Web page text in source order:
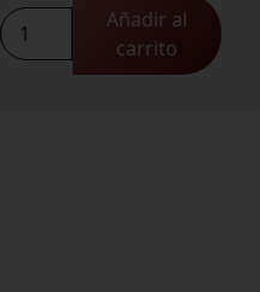
Vilana
Pirovilikes
Añadir al
carrito